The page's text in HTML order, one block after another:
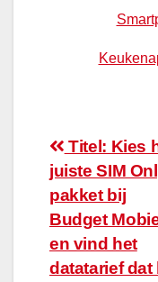
Bericht
Titel: Kies
juiste SIM
pakket bij
Budget
en vind het
datatarief dat